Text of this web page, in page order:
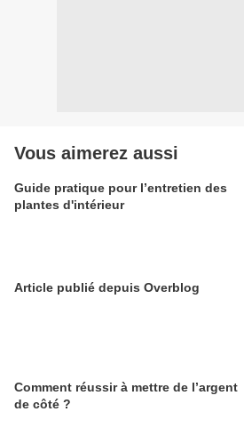
Vous aimerez aussi
Guide pratique pour l’entretien des
plantes d'intérieur
Article publié depuis Overblog
Comment réussir à mettre de l’argent
de côté ?